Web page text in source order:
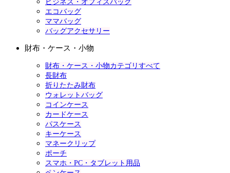
ビジネス・オフィスバッグ
エコバッグ
ママバッグ
バッグアクセサリー
財布・ケース・小物
財布・ケース・小物カテゴリすべて
長財布
折りたたみ財布
ウォレットバッグ
コインケース
カードケース
パスケース
キーケース
マネークリップ
ポーチ
スマホ・PC・タブレット用品